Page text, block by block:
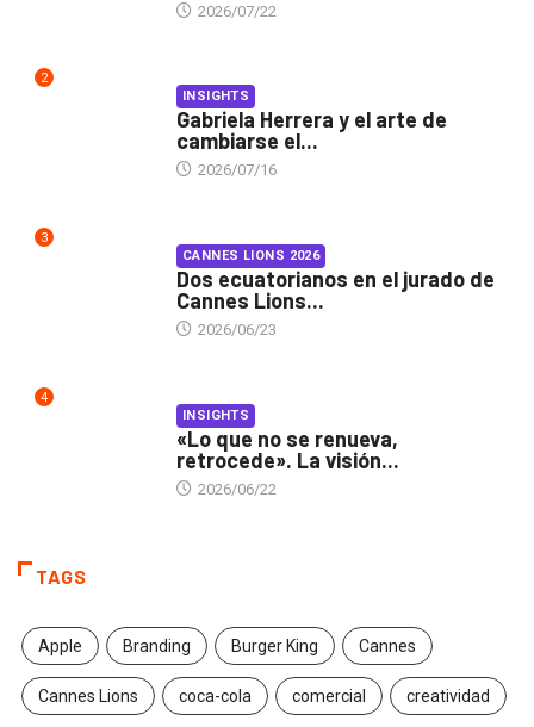
2026/07/22
2
INSIGHTS
Gabriela Herrera y el arte de
cambiarse el...
2026/07/16
3
CANNES LIONS 2026
Dos ecuatorianos en el jurado de
Cannes Lions...
2026/06/23
4
INSIGHTS
«Lo que no se renueva,
retrocede». La visión...
2026/06/22
TAGS
Apple Branding Burger King Cannes
Cannes Lions coca-cola comercial creatividad